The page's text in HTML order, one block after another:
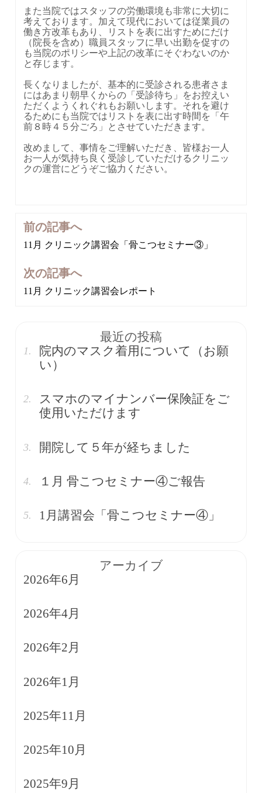
また当院ではスタッフの労働環境も非常に大切に
考えております。加えて現代においては従業員の
働き方改革もあり、リストを表に出すためにだけ
（院長を含め）職員スタッフに早い出勤を促すの
も当院のポリシーや上記の改革にそぐわないのか
と存じます。
長くなりましたが、基本的に受診される患者さま
にはあまり朝早くからの「受診待ち」をお控えい
ただくようくれぐれもお願いします。それを避け
るためにも当院ではリストを表に出す時間を「午
前８時４５分ごろ」とさせていただきます。
改めまして、事情をご理解いただき、皆様お一人
お一人が気持ち良く受診していただけるクリニッ
クの運営にどうぞご協力ください。
投
ナ
ゲ
ー
シ
前の記事へ
11月 クリニック講習会「骨こつセミナー③」
次の記事へ
11月 クリニック講習会レポート
最近の投稿
院内のマスク着用について（お願
い）
スマホのマイナンバー保険証をご
使用いただけます
開院して５年が経ちました
１月 骨こつセミナー④ご報告
1月講習会「骨こつセミナー④」
アーカイブ
2026年6月
2026年4月
2026年2月
2026年1月
2025年11月
2025年10月
2025年9月